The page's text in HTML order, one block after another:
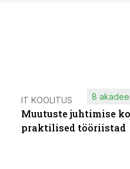
IT KOOLITUS
Muutuste juhtimise
praktilised tööriistad
8